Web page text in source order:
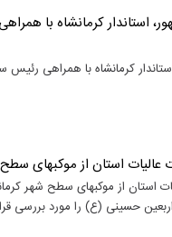
استاندار کرمانشاه با
کرمانشاه با همراهی رئیس
عالیات استان از موکبهای
استان از موکبهای سطح شهر
حسینی (ع) را مورد بررسی